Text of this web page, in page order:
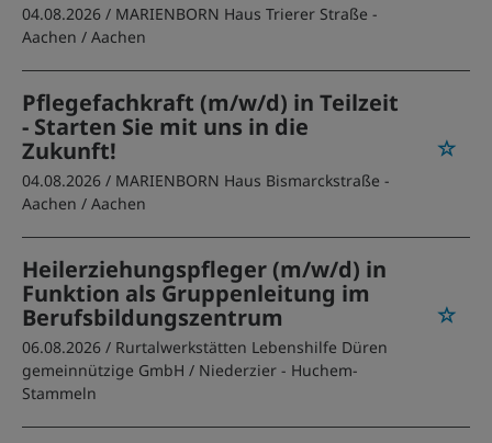
04.08.2026 / MARIENBORN Haus Trierer Straße -
Aachen / Aachen
Pflegefachkraft (m/w/d) in Teilzeit
- Starten Sie mit uns in die
Zukunft!
04.08.2026 / MARIENBORN Haus Bismarckstraße -
Aachen / Aachen
Heilerziehungspfleger (m/w/d) in
Funktion als Gruppenleitung im
Berufsbildungszentrum
06.08.2026 / Rurtalwerkstätten Lebenshilfe Düren
gemeinnützige GmbH / Niederzier - Huchem-
Stammeln